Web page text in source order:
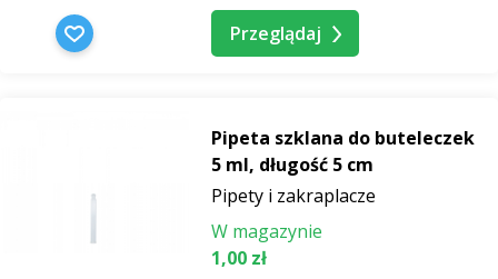
Przeglądaj
Pipeta szklana do buteleczek
5 ml, długość 5 cm
Pipety i zakraplacze
W magazynie
1,00 zł